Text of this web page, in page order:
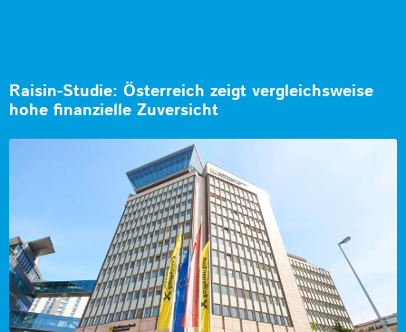
Raisin-Studie: Österreich zeigt vergleichsweise
hohe finanzielle Zuversicht